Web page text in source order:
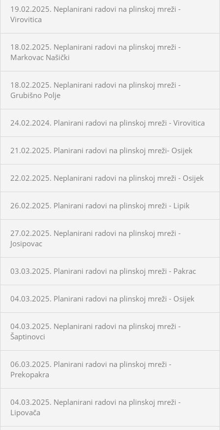
19.02.2025. Neplanirani radovi na plinskoj mreži -
Virovitica
18.02.2025. Neplanirani radovi na plinskoj mreži -
Markovac Našički
18.02.2025. Neplanirani radovi na plinskoj mreži -
Grubišno Polje
24.02.2024. Planirani radovi na plinskoj mreži - Virovitica
21.02.2025. Planirani radovi na plinskoj mreži- Osijek
22.02.2025. Neplanirani radovi na plinskoj mreži - Osijek
26.02.2025. Planirani radovi na plinskoj mreži - Lipik
27.02.2025. Neplanirani radovi na plinskoj mreži -
Josipovac
03.03.2025. Planirani radovi na plinskoj mreži - Pakrac
04.03.2025. Planirani radovi na plinskoj mreži - Osijek
04.03.2025. Neplanirani radovi na plinskoj mreži -
Šaptinovci
06.03.2025. Planirani radovi na plinskoj mreži -
Prekopakra
04.03.2025. Neplanirani radovi na plinskoj mreži -
Lipovača